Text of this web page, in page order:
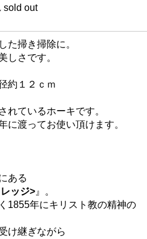
sold out
た掃き掃除に。
しさです。
約１２ｃｍ
れているホーキです。
に渡ってお使い頂けます。
ある
ッジ> 』。
1855年にキリスト教の精神の
け継ぎながら